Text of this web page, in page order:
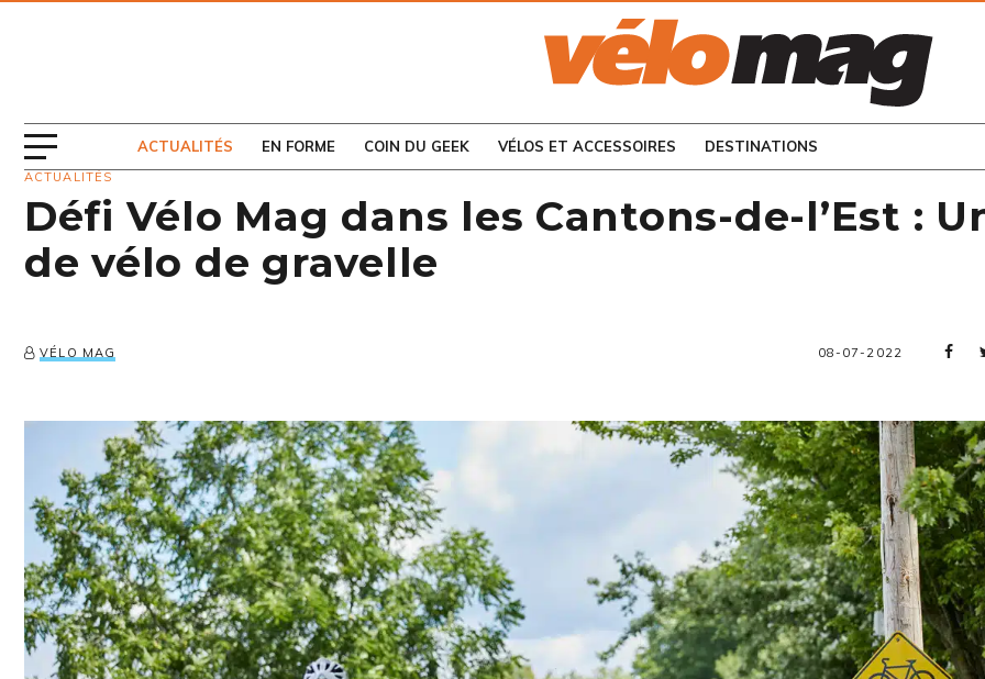
ACTUALITÉS EN FORME COIN DU GEEK VÉLOS ET ACCESSOIRES DESTINATIONS
CONSULTEZ LES
ACTUALITÉS
Défi Vélo Mag dans les Cantons-de-l’Est :
de vélo de gravelle
VÉLO MAG 08-07-2022